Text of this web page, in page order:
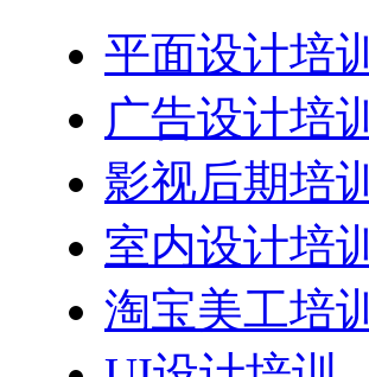
平面设计培训
广告设计培训
影视后期培训
室内设计培训
淘宝美工培训